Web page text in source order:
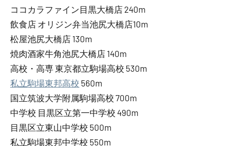
ココカラファイン目黒大橋店 240m
飲食店 オリジン弁当池尻大橋店10m
松屋池尻大橋店 130m
焼肉酒家牛角池尻大橋店 140m
高校・高専 東京都立駒場高校 530m
私立駒場東邦高校 560m
国立筑波大学附属駒場高校 700m
中学校 目黒区立第一中学校 490m
目黒区立東山中学校 500m
私立駒場東邦中学校 550m